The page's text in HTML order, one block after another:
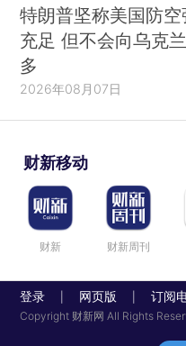
特朗普坚称美国防
充足 但不会向乌克
多
2026年08月07日
财新移动
财新 财新周刊
登录 网页版 订阅
Copyright 财新网 All Rights